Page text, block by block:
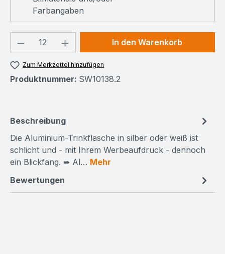
Farbangaben
Produkt Anzahl: Gib denIn den Warenkorb
Zum Merkzettel hinzufügen
Produktnummer: SW10138.2
Beschreibung
Die Aluminium-Trinkflasche in silber oder weiß ist
schlicht und - mit Ihrem Werbeaufdruck - dennoch
ein Blickfang. ➠ Al… Mehr
Bewertungen